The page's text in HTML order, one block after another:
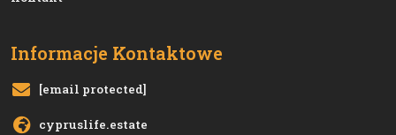
Informacje Kontaktowe
[email protected]
cypruslife.estate